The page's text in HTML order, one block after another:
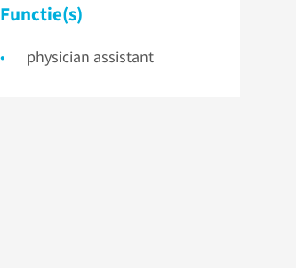
Functie(s)
physician assistant